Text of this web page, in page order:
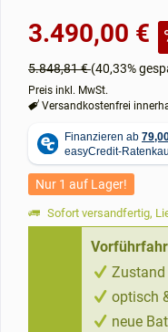
3.490,00 €
5.848,81 €(40,33%
Preis inkl. MwSt.
Versandkostenfrei
Nur 1 auf Lager!
Sofort versandfertig,
Zustand
optisch
neue